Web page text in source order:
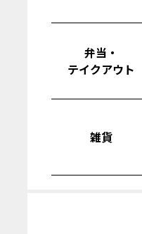
弁当・
テイクアウト
雑貨